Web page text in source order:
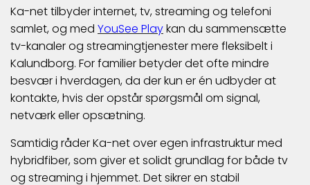
Ka-net tilbyder internet, tv, streaming og telefoni
samlet, og med YouSee Playkan du sammensætte
tv-kanaler og streamingtjenester mere fleksibelt i
Kalundborg. For familier betyder det ofte mindre
besvær i hverdagen, da der kun er én udbyder at
kontakte, hvis der opstår spørgsmål om signal,
netværk eller opsætning.
Samtidig råder Ka-net over egen infrastruktur med
hybridfiber, som giver et solidt grundlag for både tv
og streaming i hjemmet. Det sikrer en stabil